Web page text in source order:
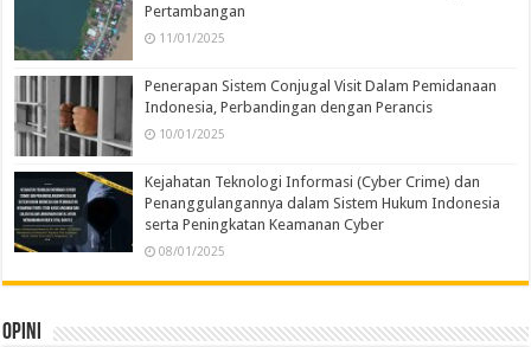
Pertambangan
11/01/2025
Penerapan Sistem Conjugal Visit Dalam Pemidanaan
Indonesia, Perbandingan dengan Perancis
10/01/2025
Kejahatan Teknologi Informasi (Cyber Crime) dan
Penanggulangannya dalam Sistem Hukum Indonesia
serta Peningkatan Keamanan Cyber
08/01/2025
Opini